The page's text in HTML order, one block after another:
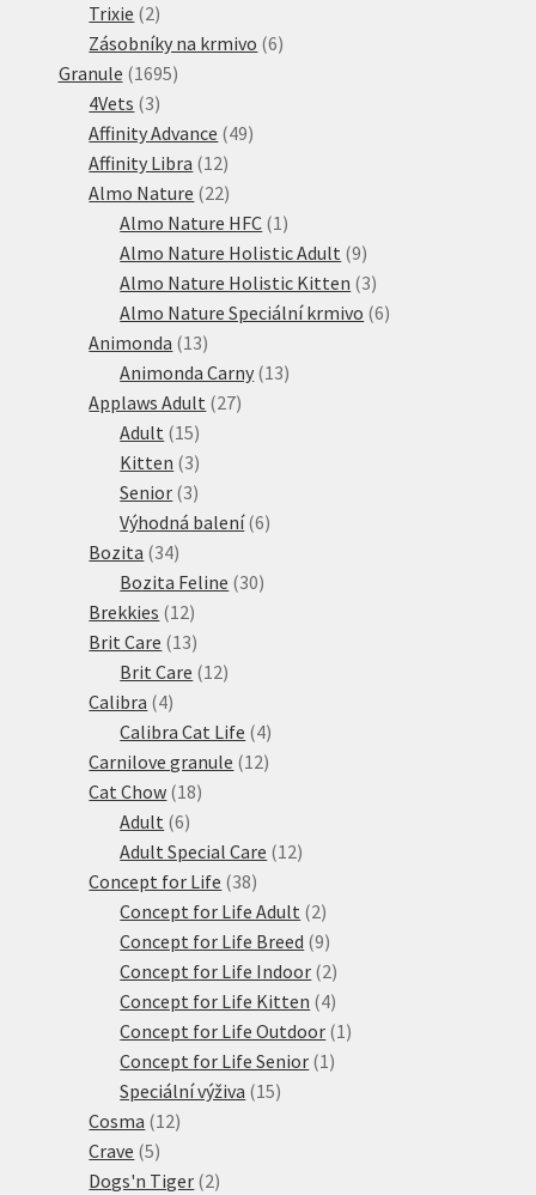
produktů
Trixie 22
produkty
Zásobníky na krmivo 66
Granule 16951695
4Vets 33
produkty
Affinity Advance 4949
Affinity Libra 1212
produktů
Almo Nature 2222
produktů
Almo Nature HFC 1 1
produkt
Almo Nature Holistic Adult 99
produktů
Almo Nature Holistic Kitten 33
produkty
Almo Nature Speciální krmivo 66
Animonda 1313
produktů
Animonda Carny 1313
Applaws Adult 2727
Adult 1515
produktů
Kitten 33
produkty
Senior 33
produkty
Výhodná balení 66
Bozita 3434
produktů
Bozita Feline 3030
Brekkies 1212
produktů
Brit Care 1313
produktů
Brit Care 1212
Calibra 44
produkty
Calibra Cat Life 44
produkty
Carnilove granule 1212
Cat Chow 1818
Adult 66
produktů
Adult Special Care 1212
Concept for Life 3838
produktů
Concept for Life Adult 22
produkty
Concept for Life Breed 99
produktů
Concept for Life Indoor 22
produkty
Concept for Life Kitten 44
produkty
Concept for Life Outdoor 1 1
Concept for Life Senior 1 1
Speciální výživa 1515
Cosma 1212
Crave 55
produktů
Dogs'n Tiger 22